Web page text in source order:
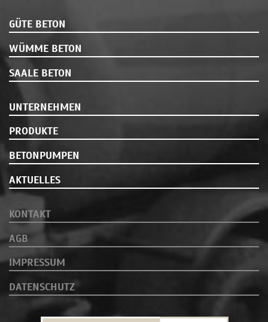
GÜTE BETON
WÜMME BETON
SAALE BETON
UNTERNEHMEN
PRODUKTE
BETONPUMPEN
AKTUELLES
KONTAKT
AGB
IMPRESSUM
DATENSCHUTZ